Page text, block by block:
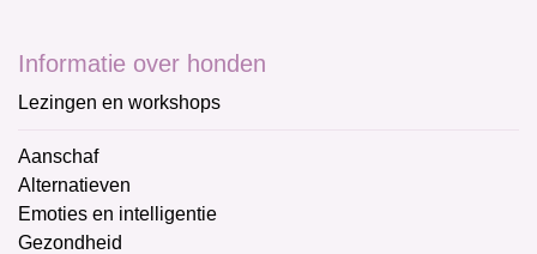
Informatie over honden
Lezingen en workshops
Aanschaf
Alternatieven
Emoties en intelligentie
Gezondheid